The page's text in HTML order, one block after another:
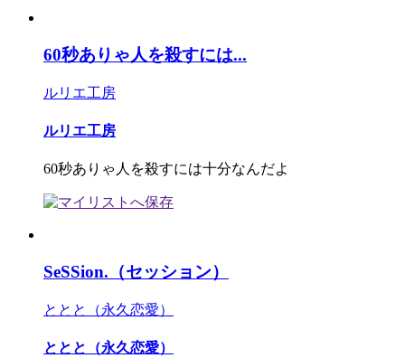
60秒ありゃ人を殺すには...
ルリエ工房
ルリエ工房
60秒ありゃ人を殺すには十分なんだよ
SeSSion.（セッション）
ととと（永久恋愛）
ととと（永久恋愛）